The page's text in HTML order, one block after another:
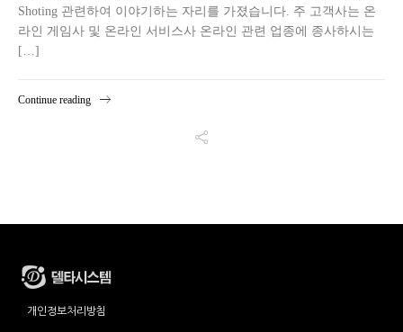
Shoting 관련하여 이야기하는 자리를 가졌습니다. 주 고객사는 온
라인 게임사 및 온라인 서비스사 온라인 관련 업종에 종사하시는
[…]
Continue reading
개인정보처리방침